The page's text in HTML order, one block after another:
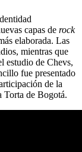
capas de rock
elaborada. Las
mientras que
estudio de Chevs,
fue presentado
de la
Torta de Bogotá.